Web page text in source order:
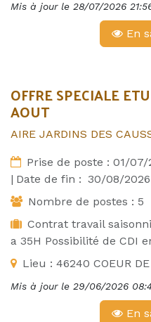
Mis à jour le 28/07/2026
En
OFFRE SPECIALE
AOUT
AIRE JARDINS DES
Prise de poste : 01/07/
| Date de fin : 30/08/2026
Nombre de postes : 5
Contrat travail
a 35H Possibilité de CDI
Lieu : 46240 COEUR
Mis à jour le 29/06/2026
En